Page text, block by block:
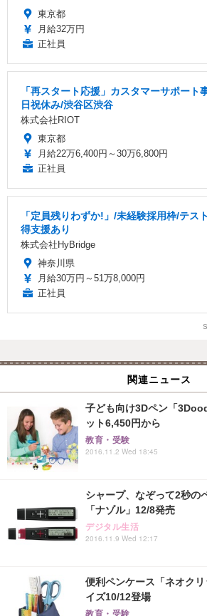
東京都
月給32万円
正社員
「再スタート応援」カスタマーサポート
日祝休み/渋谷区渋谷
株式会社RIOT
東京都
月給22万6,400円～30万6,800円
正社員
「定員残りわずか!」/未経験採用枠/テス
得支援あり
株式会社HyBridge
神奈川県
月給30万円～51万8,000円
正社員
関連ニュース
子ども向け3Dペン「
ット6,450円から
教育・受験
2016.11.2 Wed 18:45
シャープ、なぞって2秒の
「ナゾル」12/8発売
デジタル生活
2016.11.9 Wed 12:17
便利ペンケース「ネオク
イズ10/12登場
教育・受験